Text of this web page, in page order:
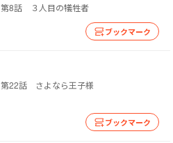
第8話 ３人目の犠牲者
ブックマーク
第22話 さよなら王子様
ブックマーク